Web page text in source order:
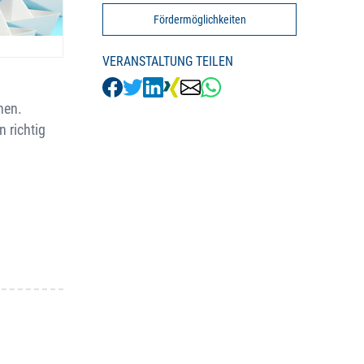
richtig
Fördermöglichkeiten
VERANSTALTUNG TEILEN